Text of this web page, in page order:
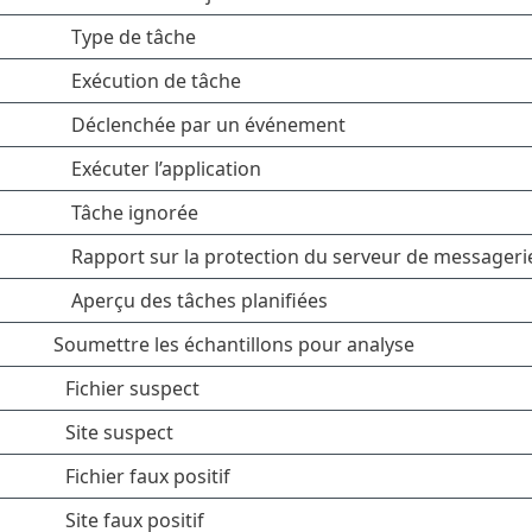
Type de tâche
Exécution de tâche
Déclenchée par un événement
Exécuter l’application
Tâche ignorée
Rapport sur la protection du serveur de
Aperçu des tâches planifiées
Soumettre les échantillons pour analyse
Fichier suspect
Site suspect
Fichier faux positif
Site faux positif